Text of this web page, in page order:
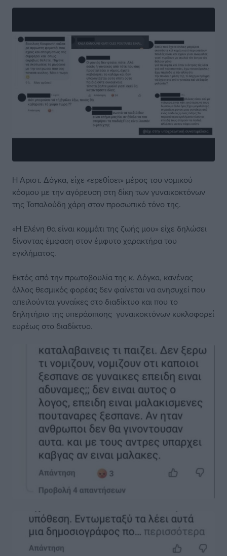
Η Αριστ. Δόγκα, είχε «ερεθίσει» μέρος του νομικού
κόσμου με την αγόρευση στη δίκη των γυναικοκτόνων
της Τοπαλούδη χάρη στον προσωπικό τόνο της.
«Η Ελένη θα είναι κομμάτι της ζωής μου» είχε δηλώσει
δίνοντας έμφαση στον έμφυτο χαρακτήρα του
εγκλήματος.
Εκτός από την πρωτοβουλία της κ. Δόγκα, κανένας
άλλος θεσμικός φορέας δεν φαίνεται να ανησυχεί που
απειλούνται γυναίκες στο διαδίκτυο και που το
δηλητήριο της υπεράσπισης γυναικοκτόνων κυκλοφορεί
ευρέως στο διαδίκτυο.